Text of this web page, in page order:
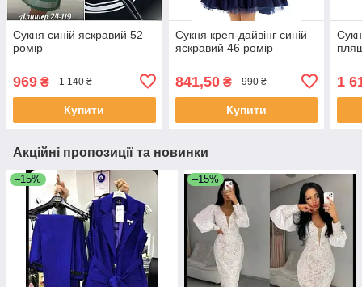
Сукня синій яскравий 52
ромір
969 ₴ 1 140 ₴
Купити
Сукня креп-дайвінг синій
яскравий 46 ромір
841,50₴ 990 ₴
Купити
1
Акційні пропозиції та новинки
–15% –15%